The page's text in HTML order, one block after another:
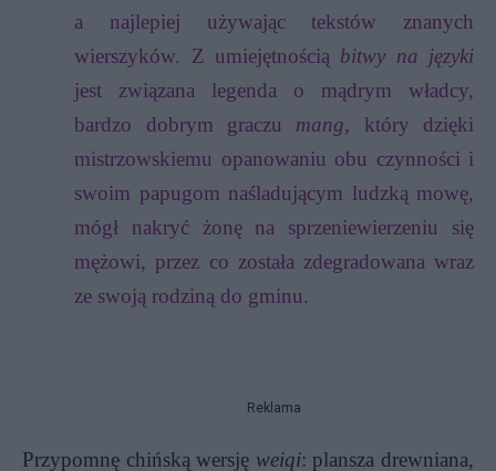
a najlepiej używając tekstów znanych
wierszyków. Z umiejętnością bitwy na języki
jest związana legenda o mądrym władcy,
bardzo dobrym graczu mang, który dzięki
mistrzowskiemu opanowaniu obu czynności i
swoim papugom naśladującym ludzką mowę,
mógł nakryć żonę na sprzeniewierzeniu się
mężowi, przez co została zdegradowana wraz
ze swoją rodziną do gminu.
Reklama
Przypomnę chińską wersję weiqi: plansza drewniana,